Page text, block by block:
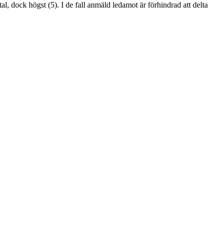
dock högst (5). I de fall anmäld ledamot är förhindrad att delta